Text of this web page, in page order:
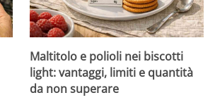
Maltitolo e polioli nei biscotti
light: vantaggi, limiti e quantità
da non superare